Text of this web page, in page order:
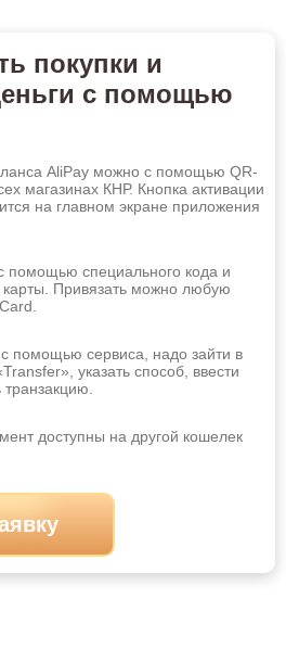
покупки и
с помощью
AliPay можно с помощью QR-
магазинах КНР. Кнопка активации
на главном экране приложения
помощью специального кода и
карты. Привязать можно любую
помощью сервиса, надо зайти в
указать способ, ввести
доступны на другой кошелек
заявку
заявку
Назрань
Нижневартовск
Новороссийск
Новошахтинск
Омск
Оренбург